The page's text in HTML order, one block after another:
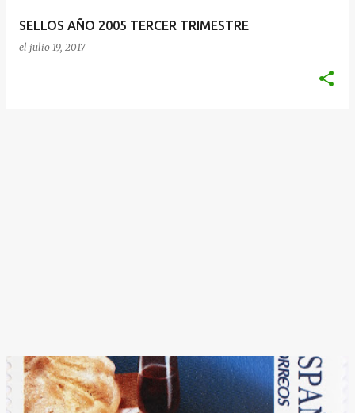
SELLOS AÑO 2005 TERCER TRIMESTRE
el julio 19, 2017